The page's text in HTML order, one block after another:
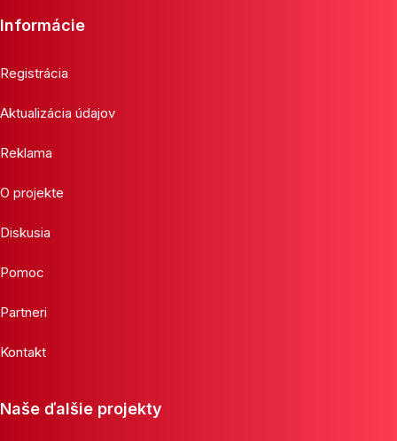
Informácie
Registrácia
Aktualizácia údajov
Reklama
O projekte
Diskusia
Pomoc
Partneri
Kontakt
Naše ďalšie projekty